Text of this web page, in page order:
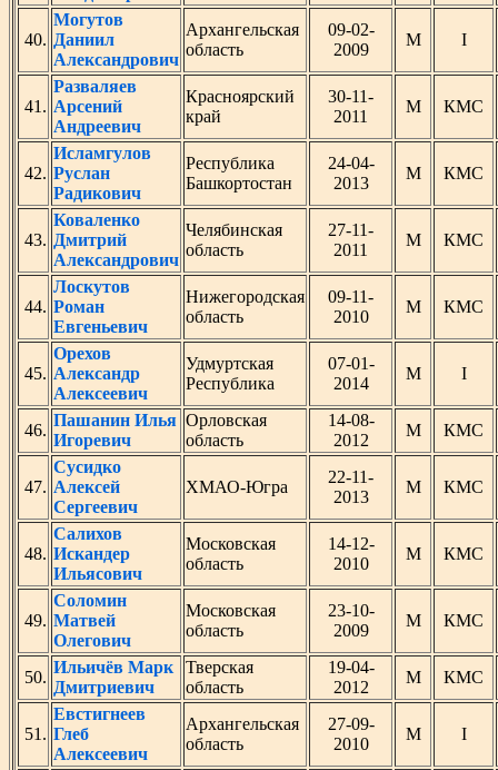
40.
Могутов
Даниил
Александрович
Архангельская
область
09-02-
2009
М I
41.
Разваляев
Арсений
Андреевич
Красноярский
край
30-11-
2011
М КМС
42.
Исламгулов
Руслан
Радикович
Республика
Башкортостан
24-04-
2013
М КМС
43.
Коваленко
Дмитрий
Александрович
Челябинская
область
27-11-
2011
М КМС
44.
Лоскутов
Роман
Евгеньевич
Нижегородская
область
09-11-
2010
М КМС
45.
Орехов
Александр
Алексеевич
Удмуртская
Республика
07-01-
2014
М I
46.
Пашанин Илья
Игоревич
Орловская
область
14-08-
2012
М КМС
47.
Сусидко
Алексей
Сергеевич
ХМАО-Югра
22-11-
2013
М КМС
48.
Салихов
Искандер
Ильясович
Московская
область
14-12-
2010
М КМС
49.
Соломин
Матвей
Олегович
Московская
область
23-10-
2009
М КМС
50.
Ильичёв Марк
Дмитриевич
Тверская
область
19-04-
2012
М КМС
51.
Евстигнеев
Глеб
Алексеевич
Архангельская
область
27-09-
2010
М I